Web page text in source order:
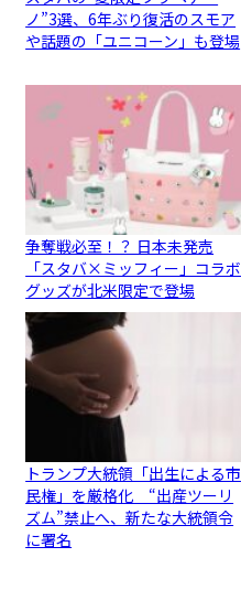
ノ”3選、6年ぶり復活のスモア
や話題の「ユニコーン」も登場
争奪戦必至！？ 日本未発売
「スタバ×ミッフィー」コラボ
グッズが北米限定で登場
トランプ大統領「出生による市
民権」を厳格化 “出産ツーリ
ズム”禁止へ、新たな大統領令
に署名